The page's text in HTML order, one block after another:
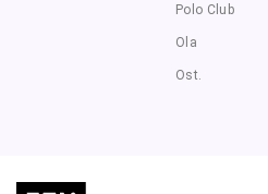
Polo Club
Ola
Ost.